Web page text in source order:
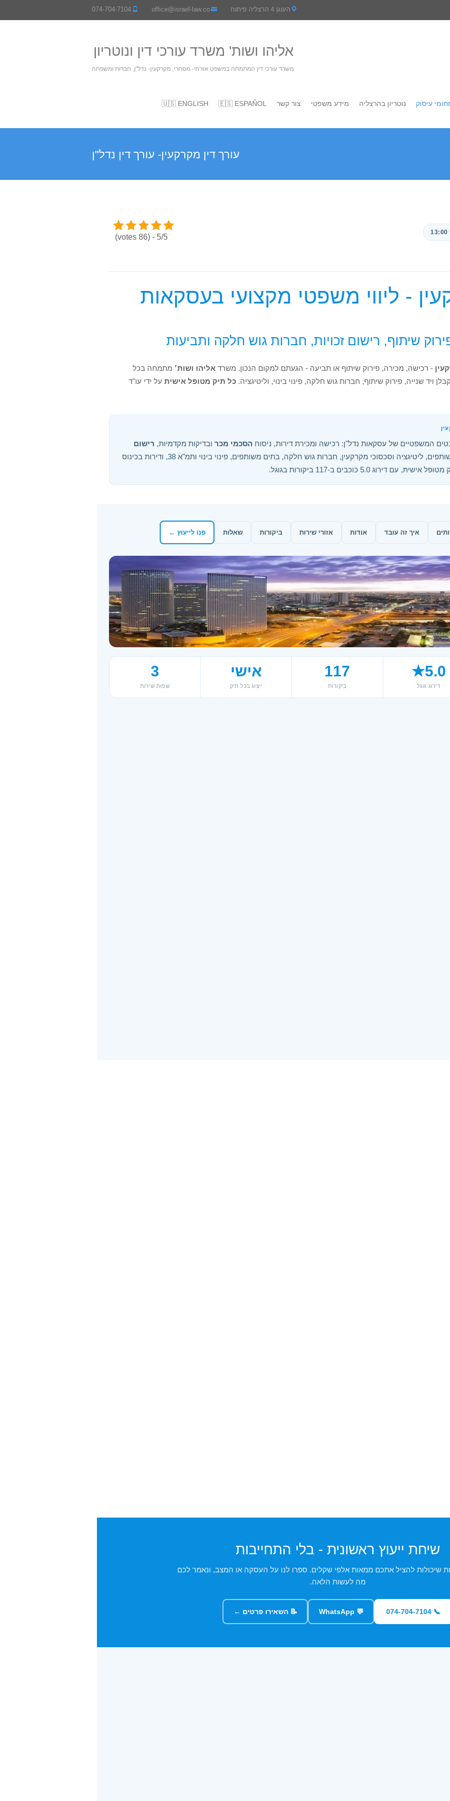
074-704-7104 office@israel-law.co העוגן 4 הרצליה פיתוח
אליהו ושות' משרד עורכי דין ונוטריון
משרד עורכי דין המתמחה במשפט אזרחי- מסחרי, מקרקעין- נדל"ן, חברות ומשפחה
🇺🇸 ENGLISH 🇪🇸 ESPAÑOL צור קשר מידע משפטי נוטריון בהרצליה עיסוק
עורך דין מקרקעין- עורך דין נדל"ן
5/5 - (86 votes)
- ליווי משפטי מקצועי בעסקאות
שיתוף, רישום זכויות, חברות גוש חלקה ותביעות
- רכישה, מכירה, פירוק שיתוף או תביעה - הגעתם למקום הנכון. משרד אליהו ושות׳ מתמחה בכל
ויד שנייה, פירוק שיתוף, חברות גוש חלקה, פינוי בינוי, וליטיגציה. כל תיק מטופל אישית על ידי עו"ד
המשפטיים של עסקאות נדל"ן: רכישה ומכירת דירות, ניסוח הסכמי מכר ובדיקות מקדמיות, רישום
בין שותפים, ליטיגציה וסכסוכי מקרקעין, חברות גוש חלקה, בתים משותפים, פינוי בינוי ותמ"א 38, ודירות בכינוס
5.0 כוכבים ב-117 ביקורות בגוגל.
איך זה עובד אודות אזורי שירות ביקורות שאלות פנו לייעוץ ←
5.0★
דירוג גוגל
117
ביקורות
אישי
ייצוג בכל תיק
3
שפות שירות
שיחת ייעוץ ראשונית - בלי התחייבות
שיכולות להציל אתכם ממאות אלפי שקלים. ספרו לנו על העסקה או המצב, ונאמר לכם
מה לעשות הלאה.
📞 074-704-7104
💬 WhatsApp 📝 השאירו פרטים ←